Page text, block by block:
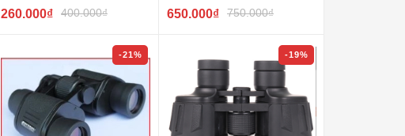
260.000₫ 400.000₫
-21%
650.000₫ 750.000₫
-19%